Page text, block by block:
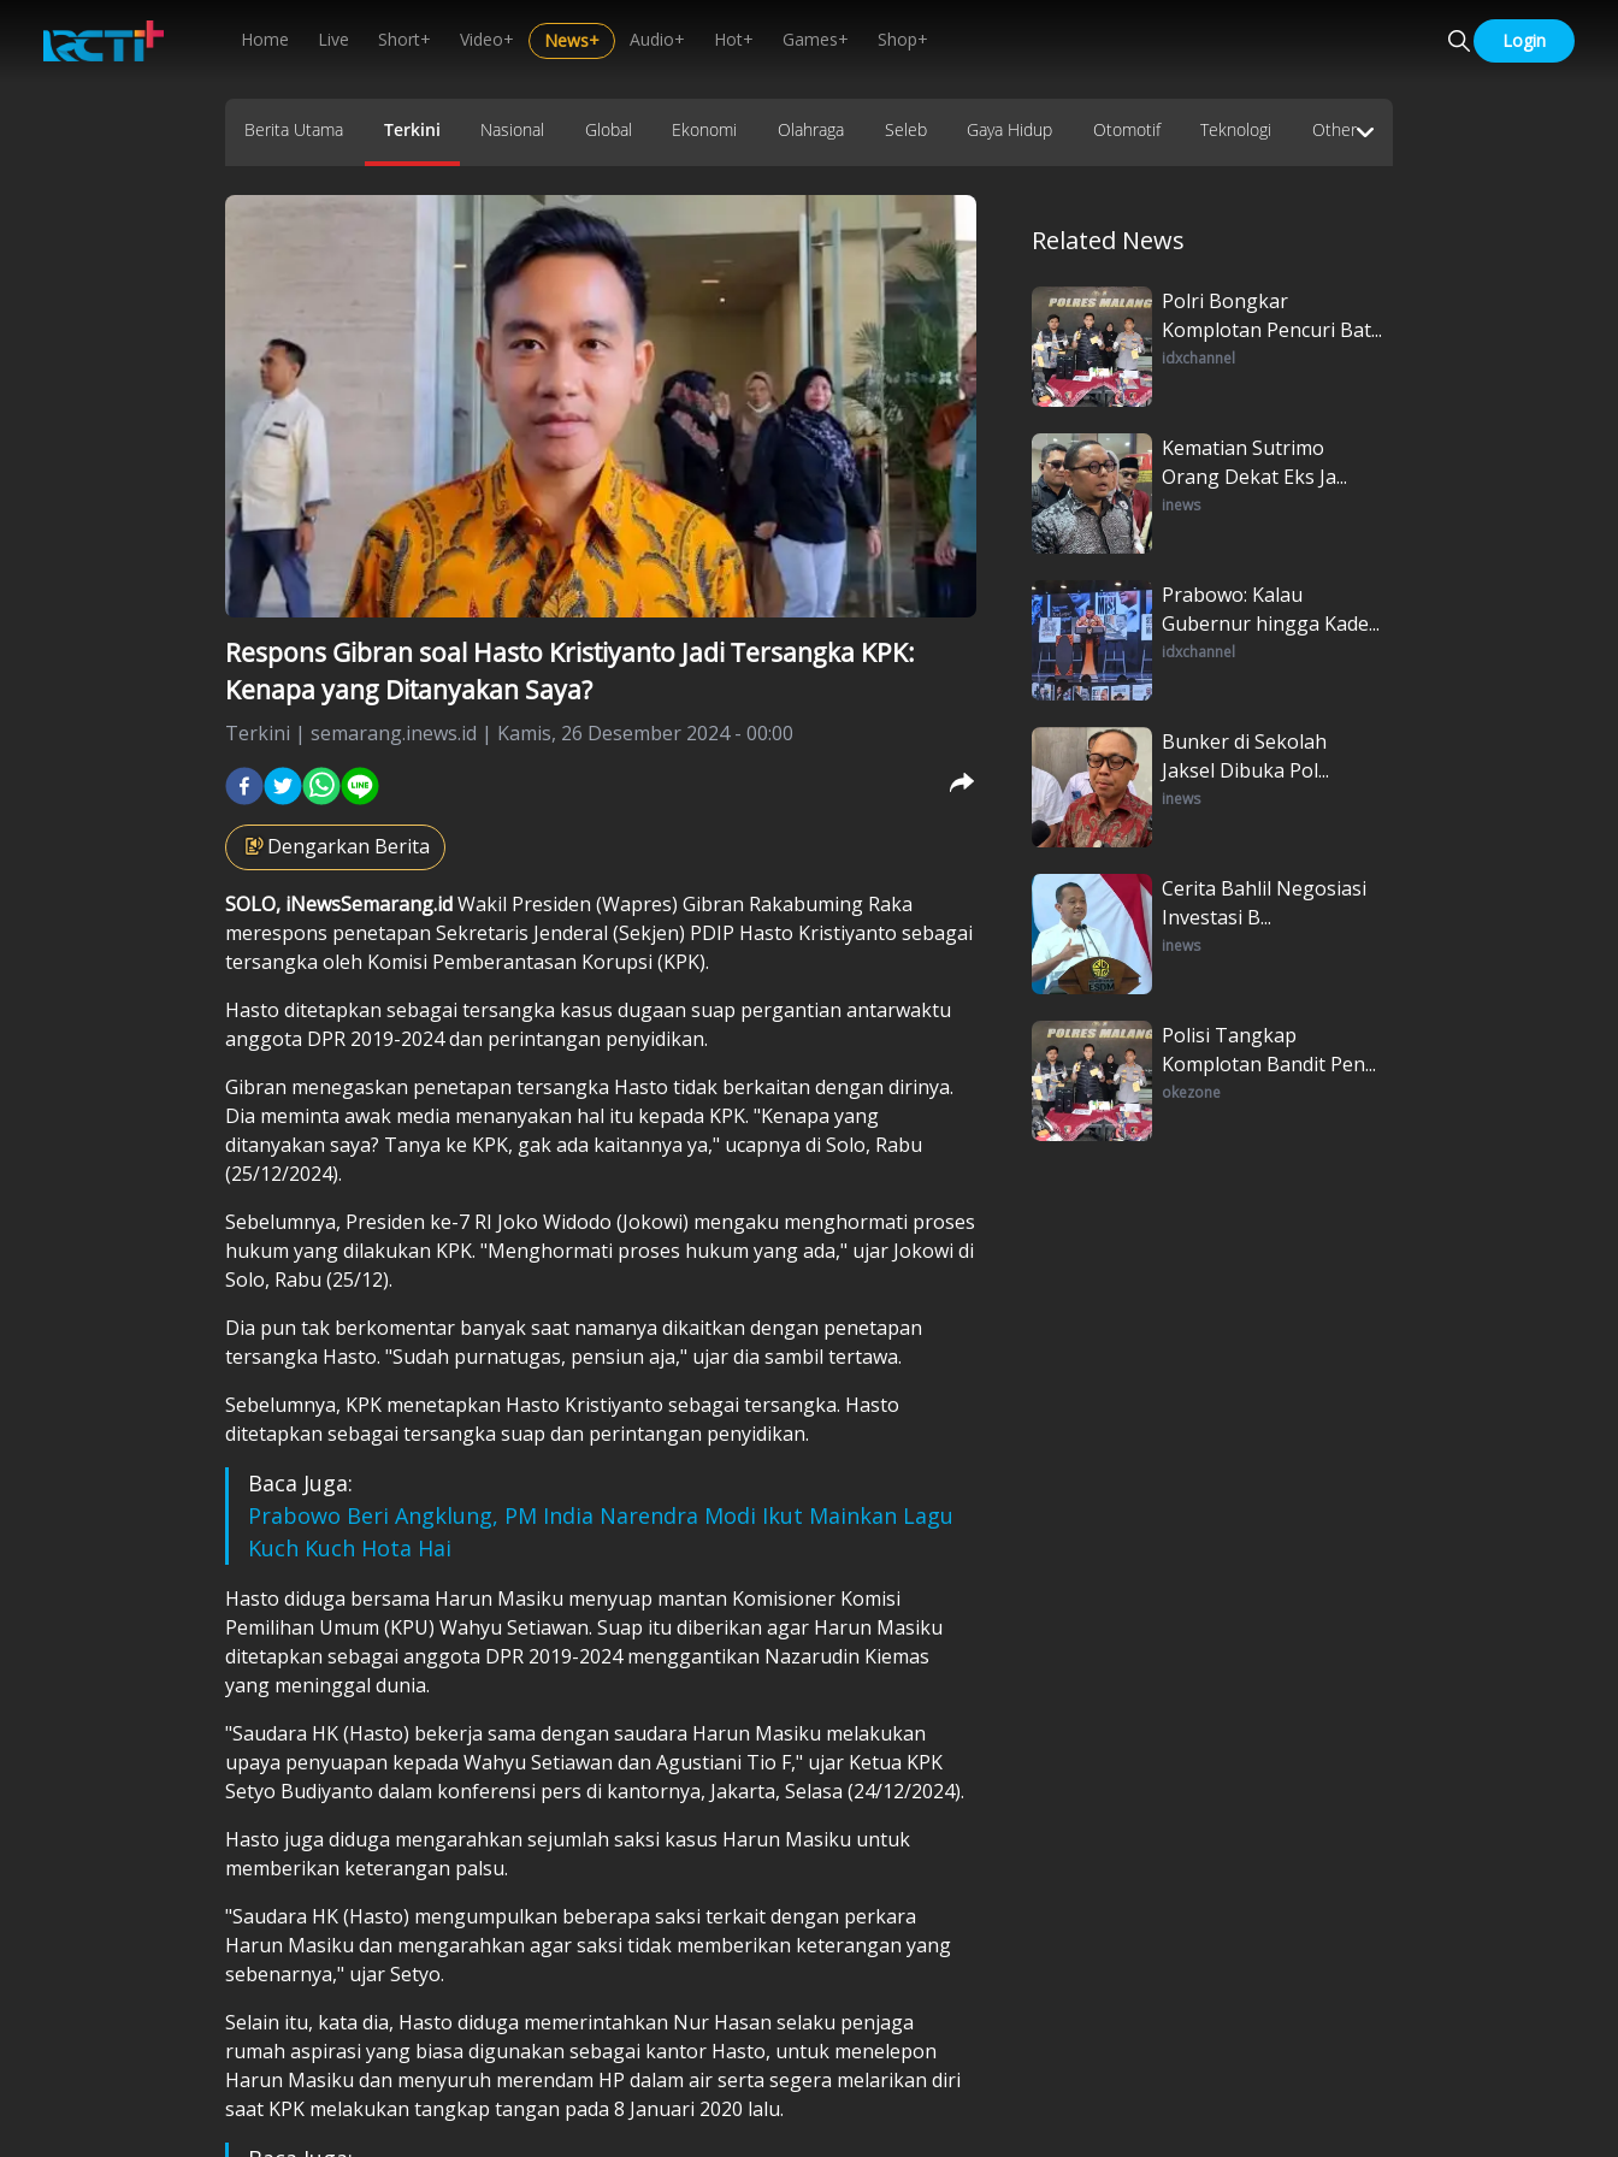
Home Live Short+ Video+ News+ Audio+ Hot+ Games+ Shop+ Login
Berita Utama Terkini Nasional Global Ekonomi Olahraga Seleb Gaya Hidup Otomotif Teknologi Other
Respons Gibran soal Hasto Kristiyanto Jadi Tersangka KPK:
Kenapa yang Ditanyakan Saya?
Terkini | semarang.inews.id | Kamis, 26 Desember 2024 - 00:00
Dengarkan Berita
SOLO, iNewsSemarang.idWakil Presiden (Wapres) Gibran Rakabuming Raka
merespons penetapan Sekretaris Jenderal (Sekjen) PDIP Hasto Kristiyanto sebagai
tersangka oleh Komisi Pemberantasan Korupsi (KPK).
Hasto ditetapkan sebagai tersangka kasus dugaan suap pergantian antarwaktu
anggota DPR 2019-2024 dan perintangan penyidikan.
Gibran menegaskan penetapan tersangka Hasto tidak berkaitan dengan dirinya.
Dia meminta awak media menanyakan hal itu kepada KPK. "Kenapa yang
ditanyakan saya? Tanya ke KPK, gak ada kaitannya ya," ucapnya di Solo, Rabu
(25/12/2024).
Sebelumnya, Presiden ke-7 RI Joko Widodo (Jokowi) mengaku menghormati proses
hukum yang dilakukan KPK. "Menghormati proses hukum yang ada," ujar Jokowi di
Solo, Rabu (25/12).
Dia pun tak berkomentar banyak saat namanya dikaitkan dengan penetapan
tersangka Hasto. "Sudah purnatugas, pensiun aja," ujar dia sambil tertawa.
Sebelumnya, KPK menetapkan Hasto Kristiyanto sebagai tersangka. Hasto
ditetapkan sebagai tersangka suap dan perintangan penyidikan.
Baca Juga:
Prabowo Beri Angklung, PM India Narendra Modi Ikut Mainkan Lagu
Kuch Kuch Hota Hai
Hasto diduga bersama Harun Masiku menyuap mantan Komisioner Komisi
Pemilihan Umum (KPU) Wahyu Setiawan. Suap itu diberikan agar Harun Masiku
ditetapkan sebagai anggota DPR 2019-2024 menggantikan Nazarudin Kiemas
yang meninggal dunia.
"Saudara HK (Hasto) bekerja sama dengan saudara Harun Masiku melakukan
upaya penyuapan kepada Wahyu Setiawan dan Agustiani Tio F," ujar Ketua KPK
Setyo Budiyanto dalam konferensi pers di kantornya, Jakarta, Selasa (24/12/2024).
Hasto juga diduga mengarahkan sejumlah saksi kasus Harun Masiku untuk
memberikan keterangan palsu.
"Saudara HK (Hasto) mengumpulkan beberapa saksi terkait dengan perkara
Harun Masiku dan mengarahkan agar saksi tidak memberikan keterangan yang
sebenarnya," ujar Setyo.
Selain itu, kata dia, Hasto diduga memerintahkan Nur Hasan selaku penjaga
rumah aspirasi yang biasa digunakan sebagai kantor Hasto, untuk menelepon
Harun Masiku dan menyuruh merendam HP dalam air serta segera melarikan diri
saat KPK melakukan tangkap tangan pada 8 Januari 2020 lalu.
Related News
Polri Bongkar
Komplotan Pencuri Bat...
idxchannel
Kematian Sutrimo
Orang Dekat Eks Ja...
inews
Prabowo: Kalau
Gubernur hingga Kade...
idxchannel
Bunker di Sekolah
Jaksel Dibuka Pol...
inews
Cerita Bahlil Negosiasi
Investasi B...
inews
Polisi Tangkap
Komplotan Bandit Pen...
okezone